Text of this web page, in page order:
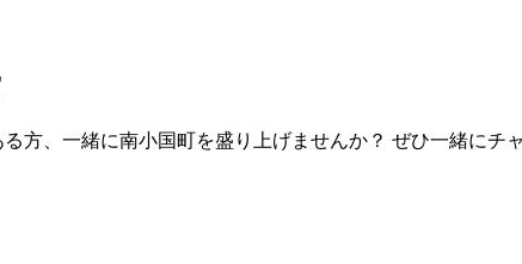
方、一緒に南小国町を盛り上げませんか？ ぜひ一緒にチ